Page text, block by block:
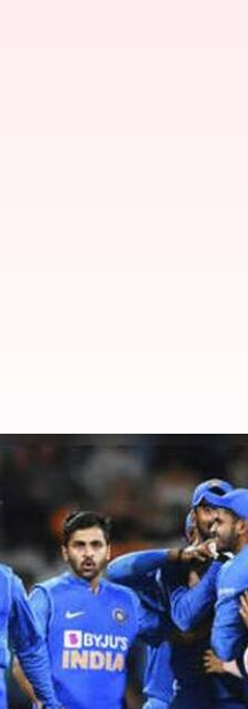
వన్డేలో అదే
11:49 am
గౌహతిలో తొలి వన్డే
వన్డేలోకి
ఉంటుంది. ఇక్కడ